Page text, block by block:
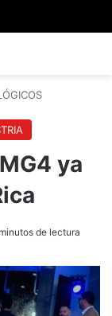
ya
de lectura